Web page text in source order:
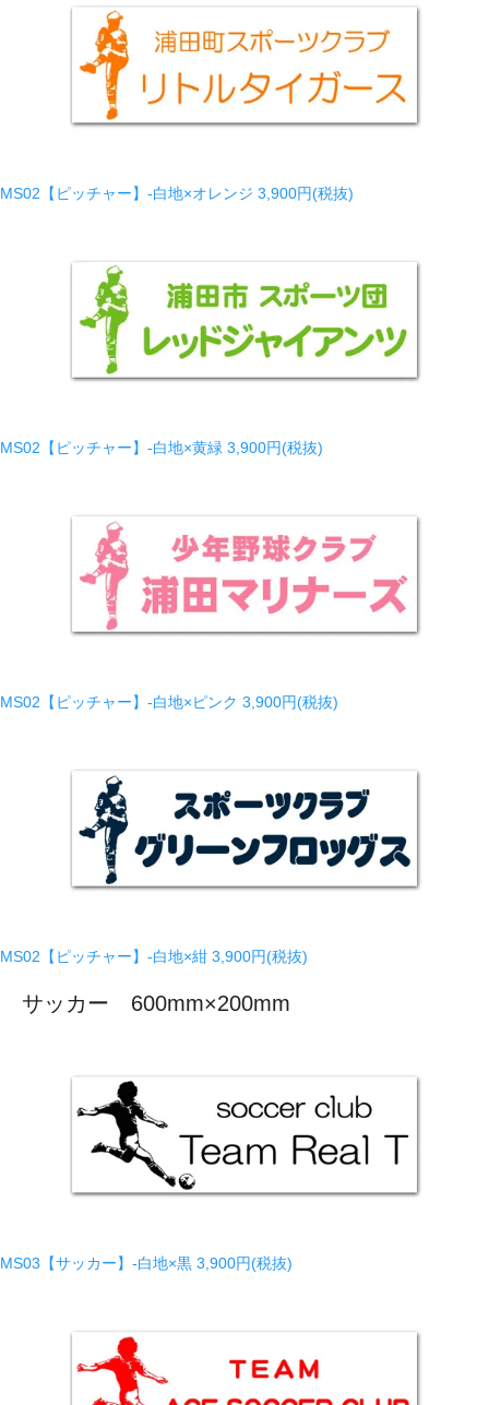
MS02【ピッチャー】-白地×オレンジ 3,900円(税抜)
MS02【ピッチャー】-白地×黄緑 3,900円(税抜)
MS02【ピッチャー】-白地×ピンク 3,900円(税抜)
MS02【ピッチャー】-白地×紺 3,900円(税抜)
サッカー 600mm×200mm
MS03【サッカー】-白地×黒 3,900円(税抜)